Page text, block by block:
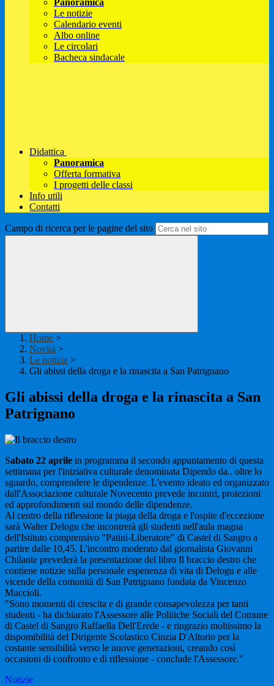
Panoramica
Le notizie
Calendario eventi
Albo online
Le circolari
Bacheca sindacale
Didattica
Panoramica
Offerta formativa
I progetti delle classi
Info utili
Contatti
Campo di ricerca per le pagine del sito
Home >
Novità >
Le notizie >
Gli abissi della droga e la rinascita a San Patrignano
Gli abissi della droga e la rinascita a San
Patrignano
Sabato 22 aprile in programma il secondo appuntamento di questa
settimana per l'iniziativa culturale denominata Dipendo da.. oltre lo
sguardo, comprendere le dipendenze. L'evento ideato ed organizzato
dall'Associazione culturale Novecento prevede incontri, proiezioni
ed approfondimenti sul mondo delle dipendenze.
Al centro della riflessione la piaga della droga e l'ospite d'eccezione
sarà Walter Delogu che incontrerà gli studenti nell'aula magna
dell'Istituto comprensivo "Patini-Liberatore" di Castel di Sangro a
partire dalle 10,45. L'incontro moderato dal giornalista Giovanni
Chilante prevederà la presentazione del libro Il braccio destro che
contiene notizie sulla personale espenenza di vita di Delogu e alle
vicende della comunità di San Patrignano fondata da Vincenzo
Muccioli.
"Sono momenti di crescita e di grande consapevolezza per tanti
studenti - ha dichiarato l'Assessore alle Politiche Sociali del Comune
di Castel di Sangro Raffaella Dell'Erede - e ringrazio moltissimo la
dispomibilità del Dirigente Scolastico Cinzia D'Altorio per la
costante sensibilità verso le nuove generazioni, creando così
occasioni di confronto e di riflessione - conclude l'Assessore."
Notizie